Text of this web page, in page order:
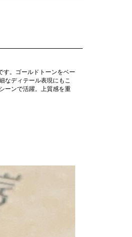
す。ゴールドトーンをベー
なディテール表現にもこ
ーンで活躍。上質感を重